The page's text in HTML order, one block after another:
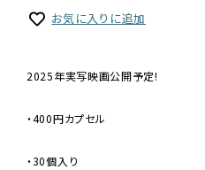
お気に入りに追加
2025年実写映画公開予定!
・400円カプセル
・30個入り